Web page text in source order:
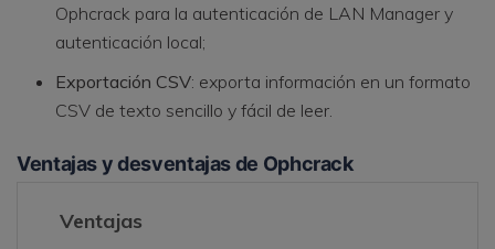
Ophcrack para la autenticación de LAN Manager y
autenticación local;
Exportación CSV: exporta información en un formato
CSV de texto sencillo y fácil de leer.
Ventajas y desventajas de Ophcrack
Ventajas